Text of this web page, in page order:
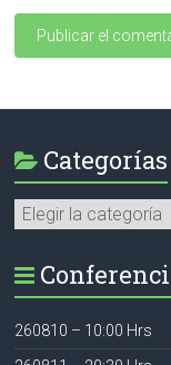
Categorías
Categorías
260810 – 10:00 Hrs